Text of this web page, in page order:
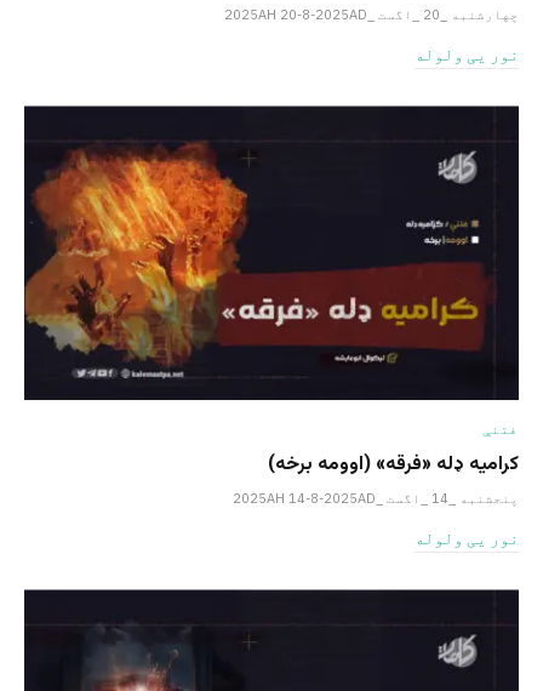
چهارشنبه _20 _اگست _2025AH 20-8-2025AD
نور یی ولوله
فتنې
کرامیه ډله «فرقه» (اوومه برخه)
پنجشنبه _14 _اگست _2025AH 14-8-2025AD
نور یی ولوله